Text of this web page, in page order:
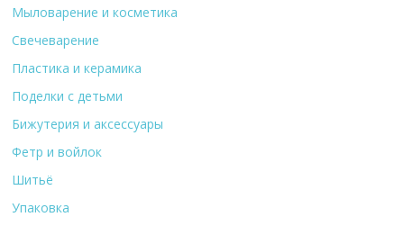
Мыловарение и косметика
Свечеварение
Пластика и керамика
Поделки с детьми
Бижутерия и аксессуары
Фетр и войлок
Шитьё
Упаковка